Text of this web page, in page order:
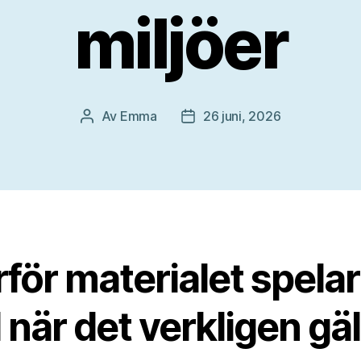
miljöer
Inläggsförfattare
Av Emma Inläggsdatum
26 juni, 2026
materialet spelar
när det verkligen